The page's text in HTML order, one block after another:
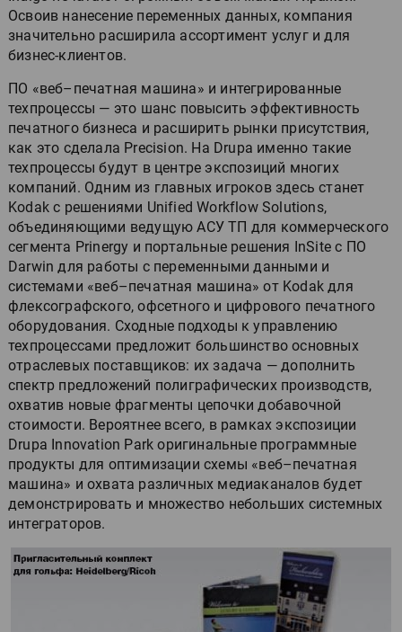
Освоив нанесение переменных данных, компания
значительно расширила ассортимент услуг и для
бизнес-клиентов.
ПО «веб–печатная машина» и интегрированные
техпроцессы — это шанс повысить эффективность
печатного бизнеса и расширить рынки присутствия,
как это сделала Precision. На Drupa именно такие
техпроцессы будут в центре экспозиций многих
компаний. Одним из главных игроков здесь станет
Kodak с решениями Unified Workflow Solutions,
объединяющими ведущую АСУ ТП для коммерческого
сегмента Prinergy и портальные решения InSite с ПО
Darwin для работы с переменными данными и
системами «веб–печатная машина» от Kodak для
флексографского, офсетного и цифрового печатного
оборудования. Сходные подходы к управлению
техпроцессами предложит большинство основных
отраслевых поставщиков: их задача — дополнить
спектр предложений полиграфических производств,
охватив новые фрагменты цепочки добавочной
стоимости. Вероятнее всего, в рамках экспозиции
Drupa Innovation Park оригинальные программные
продукты для оптимизации схемы «веб–печатная
машина» и охвата различных медиаканалов будет
демонстрировать и множество небольших системных
интеграторов.